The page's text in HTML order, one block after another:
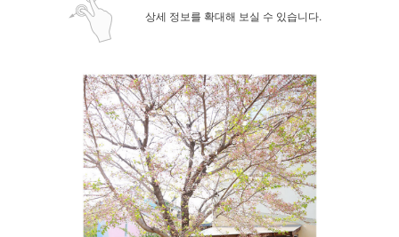
상세 정보를 확대해 보실 수 있습니다.